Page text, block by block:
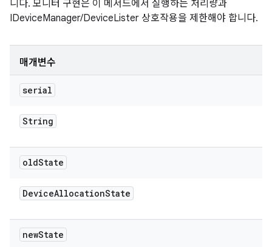
니다. 모니터 구현은 이 메서드에서 실행하는 처리량과
IDeviceManager/DeviceLister 상호작용을 제한해야 합니다.
매개변수
serial
String
oldState
DeviceAllocationState
newState